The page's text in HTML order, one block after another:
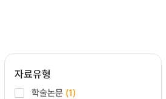
자료유형
학술논문 (1)